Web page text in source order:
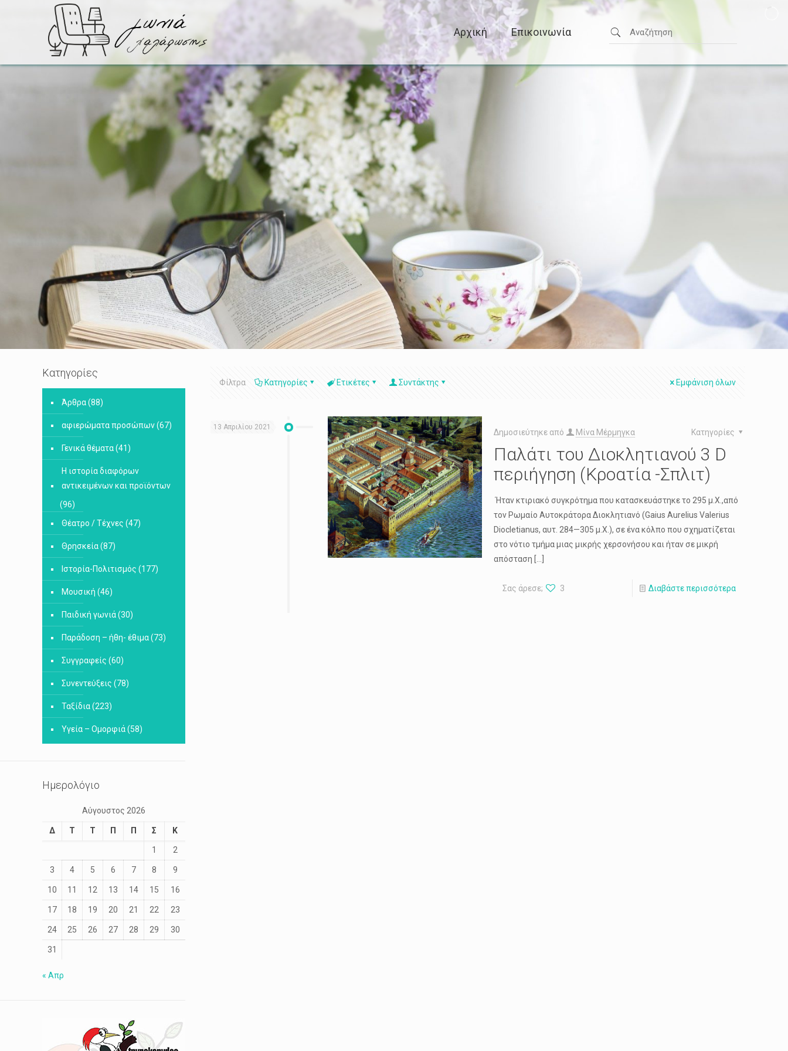
Αρχική Επικοινωνία
Φίλτρα Κατηγορίες Ετικέτες Συντάκτης Εμφάνιση όλων
13 Απριλίου 2021
Δημοσιεύτηκε από Μίνα Μέρμηγκα Κατηγορίες
Παλάτι του Διοκλητιανού 3 D
περιήγηση (Κροατία -Σπλιτ)
Ήταν κτιριακό συγκρότημα που κατασκευάστηκε το 295 μ.Χ.,από
τον Ρωμαίο Αυτοκράτορα Διοκλητιανό (Gaius Aurelius Valerius
Diocletianus, αυτ. 284—305 μ.Χ.), σε ένα κόλπο που σχηματίζεται
στο νότιο τμήμα μιας μικρής χερσονήσου και ήταν σε μικρή
απόσταση
Σας άρεσε; 3 Διαβάστε περισσότερα
Κατηγορίες
Άρθρα(88)
αφιερώματα προσώπων(67)
Γενικά θέματα(41)
Η ιστορία διαφόρων
αντικειμένων και προϊόντων
(96)
Θέατρο / Τέχνες (47)
Θρησκεία(87)
Ιστορία-Πολιτισμός (177)
Μουσική (46)
Παιδική γωνιά(30)
Παράδοση – ήθη- έθιμα(73)
Συγγραφείς (60)
Συνεντεύξεις (78)
Ταξίδια(223)
Υγεία – Ομορφιά(58)
Ημερολόγιο
Αύγουστος 2026
Δ Τ Τ Π Π Σ Κ
1 2
3 4 5 6 7 8 9
10 11 12 13 14 15 16
17 18 19 20 21 22 23
24 25 26 27 28 29 30
31
« Απρ